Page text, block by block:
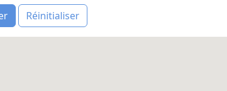
Réinitialiser